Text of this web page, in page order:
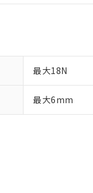
最大18N
最大6mm